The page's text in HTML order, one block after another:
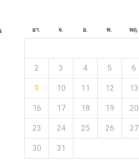
อา. จ. อ. พ. พฤ.
2 3 4 5 6
9 10 11 12 13
16 17 18 19 20
23 24 25 26 27
30 31